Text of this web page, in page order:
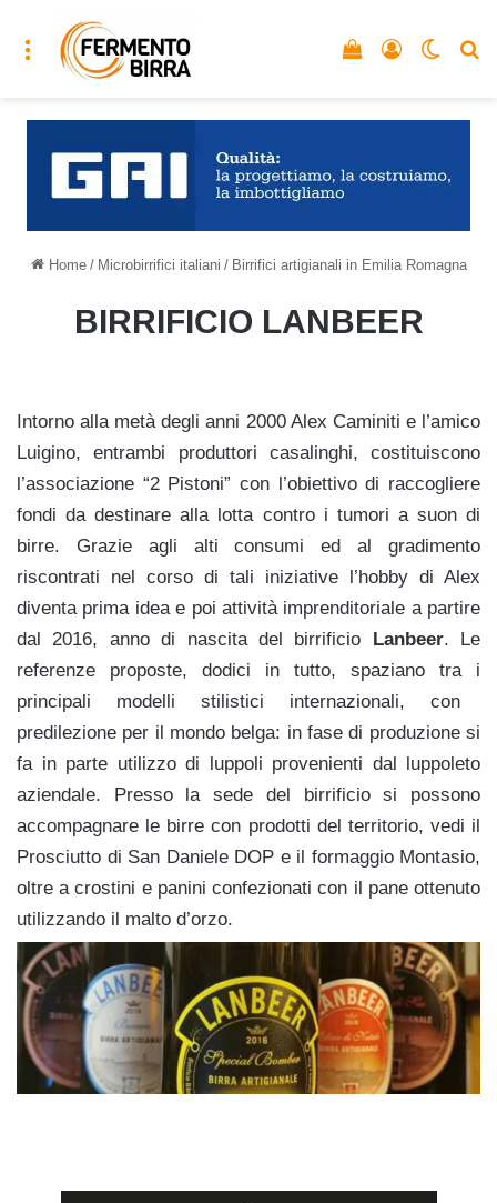
Menu Accedi
Vedi il carrello
Home / Microbirrifici italiani / Birrifici artigianali in Emilia Romagna
BIRRIFICIO LANBEER
Intorno alla metà degli anni 2000 Alex Caminiti e l’amico
Luigino, entrambi produttori casalinghi, costituiscono
l’associazione “2 Pistoni” con l’obiettivo di raccogliere
fondi da destinare alla lotta contro i tumori a suon di
birre. Grazie agli alti consumi ed al gradimento
riscontrati nel corso di tali iniziative l’hobby di Alex
diventa prima idea e poi attività imprenditoriale a partire
dal 2016, anno di nascita del birrificio Lanbeer. Le
referenze proposte, dodici in tutto, spaziano tra i
principali modelli stilistici internazionali, con
predilezione per il mondo belga: in fase di produzione si
fa in parte utilizzo di luppoli provenienti dal luppoleto
aziendale. Presso la sede del birrificio si possono
accompagnare le birre con prodotti del territorio, vedi il
Prosciutto di San Daniele DOP e il formaggio Montasio,
oltre a crostini e panini confezionati con il pane ottenuto
utilizzando il malto d’orzo.